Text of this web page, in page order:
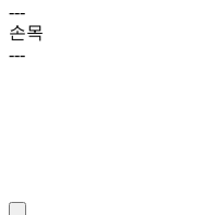
---
손목
---